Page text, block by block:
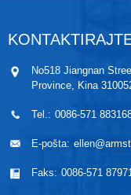
No518 Jiangnan
Province, Kina
Tel.: 0086-571
E-pošta:
Faks: 0086-571